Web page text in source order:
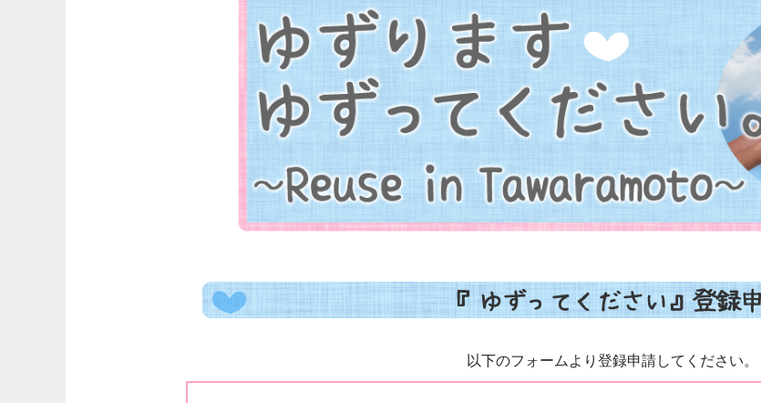
以下のフォームより登録申請してください。